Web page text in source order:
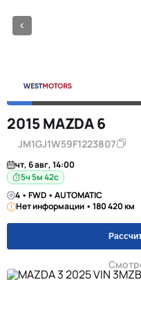
2015 MAZDA 6
JM1GJ1W59F1223807
чт, 6 авг, 14:00
5ч 5м 42с
4 • FWD • AUTOMATIC
Нет информации • 180 420 км